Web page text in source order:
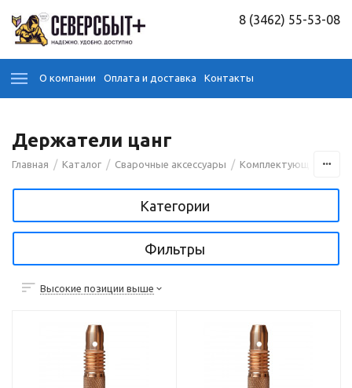
8 (3462) 55-53-08
О компании Оплата и доставка Контакты
Держатели цанг
Главная / Каталог / Сварочные аксессуары / Комплектующие для
Категории
Фильтры
Высокие позиции выше